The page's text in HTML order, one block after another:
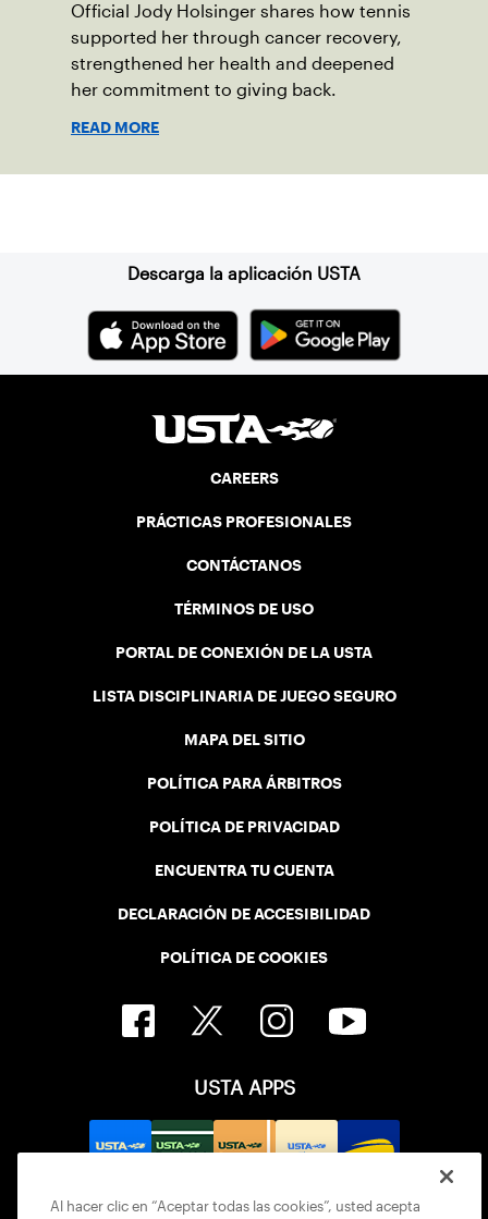
Official Jody Holsinger shares how tennis
supported her through cancer recovery,
strengthened her health and deepened
her commitment to giving back.
READ MORE
Descarga la aplicación USTA
CAREERS
PRÁCTICAS PROFESIONALES
CONTÁCTANOS
TÉRMINOS DE USO
PORTAL DE CONEXIÓN DE LA USTA
LISTA DISCIPLINARIA DE JUEGO SEGURO
MAPA DEL SITIO
POLÍTICA PARA ÁRBITROS
POLÍTICA DE PRIVACIDAD
ENCUENTRA TU CUENTA
DECLARACIÓN DE ACCESIBILIDAD
POLÍTICA DE COOKIES
USTA APPS
Al hacer clic en “Aceptar todas las cookies”, usted acepta